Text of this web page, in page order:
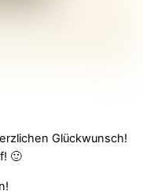
Glückwunsch!
🙂